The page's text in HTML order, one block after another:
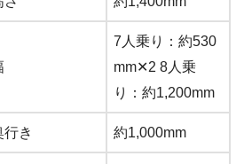
7人乗り：約530
mm✕2 8人乗
り：約1,200mm
行き 約1,000mm